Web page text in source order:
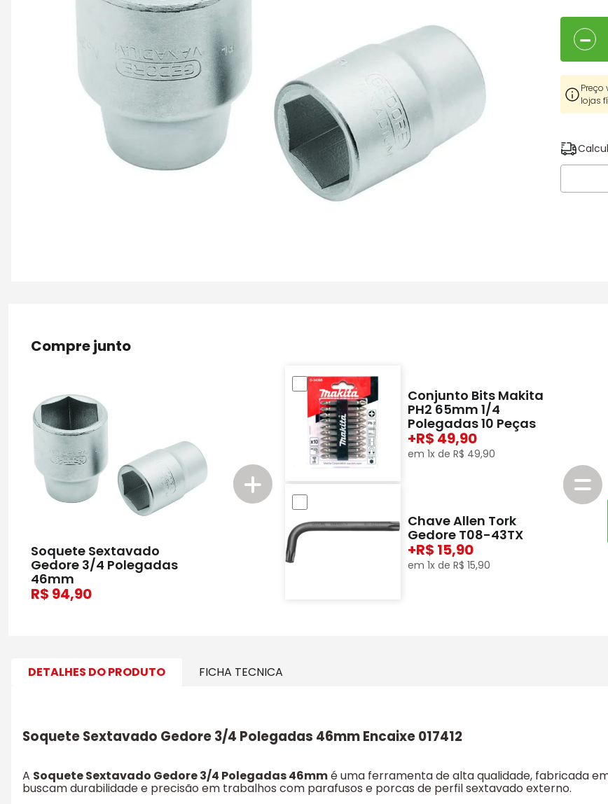
－
Preço
lojas
Compre junto
Soquete Sextavado
Gedore 3/4 Polegadas
46mm
94,90
Conjunto Bits Makita
PH2 65mm 1/4
Polegadas 10 Peças
+ 49,90
em1x deR$ 49,90
Chave Allen Tork
Gedore T08-43TX
+ 15,90
em1x deR$ 15,90
DETALHES DO PRODUTO FICHA TECNICA
Soquete Sextavado Gedore 3/4 Polegadas 46mm Encaixe 017412
A Soquete Sextavado Gedore 3/4 Polegadas 46mmé uma ferramenta de alta qualidade, fabricada
buscam durabilidade e precisão em trabalhos com parafusos e porcas de perfil sextavado externo.